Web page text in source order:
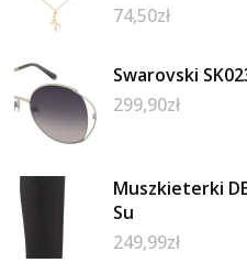
74,50zł
Swarovski
299,90zł
Muszkieterki
Su
249,99zł